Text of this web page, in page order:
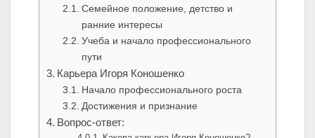
Семейное положение, детство и
ранние интересы
Учеба и начало профессионального
пути
Карьера Игоря Коношенко
Начало профессионального роста
Достижения и признание
Вопрос-ответ: